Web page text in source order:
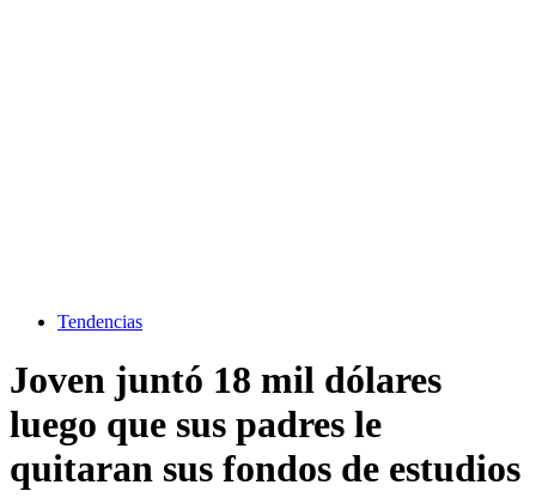
Tendencias
Joven juntó 18 mil dólares
luego que sus padres le
quitaran sus fondos de estudios